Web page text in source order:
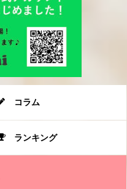
コラム
ランキング